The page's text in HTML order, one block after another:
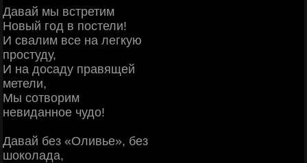
Давай мы встретим
Новый год в постели!
И свалим все на легкую
простуду,
И на досаду правящей
метели,
Мы сотворим
невиданное чудо!
Давай без «Оливье», без
шоколада,